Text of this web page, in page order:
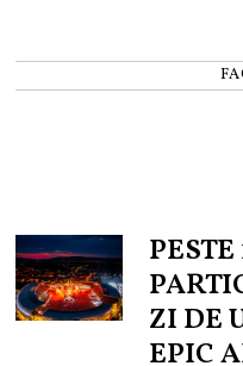
ZI DE
EPIC